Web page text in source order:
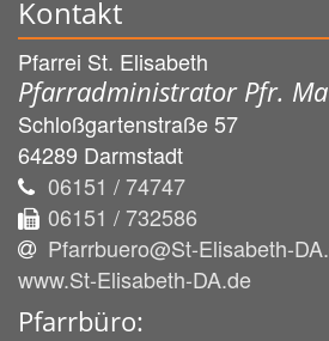
Kontakt
Pfarrei St. Elisabeth
Pfarradministrator Pfr.
Schloßgartenstraße 57
64289 Darmstadt
06151 / 74747
06151 / 732586
Pfarrbuero@St-Elisabeth-
www.St-Elisabeth-DA.de
Pfarrbüro: